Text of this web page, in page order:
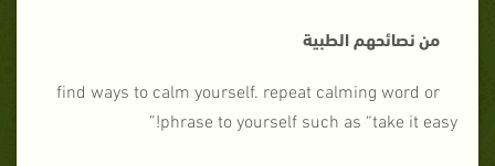
من نصائحهم الطبية
find ways to calm yourself. repeat calming word or
phrase to yourself such as “take it easy!”